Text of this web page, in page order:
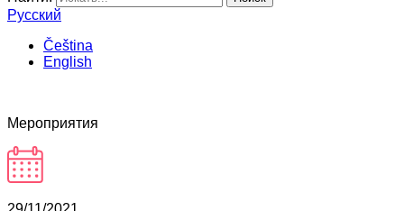
Русский
Čeština
English
Мероприятия